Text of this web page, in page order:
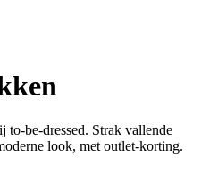
to-be-dressed. Strak vallende
look, met outlet-korting.